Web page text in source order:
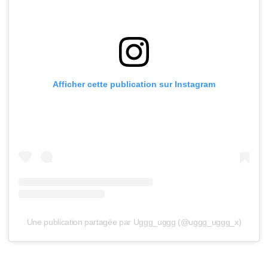
Afficher cette publication sur Instagram
Une publication partagée par Uggg_uggg (@uggg_uggg_x)